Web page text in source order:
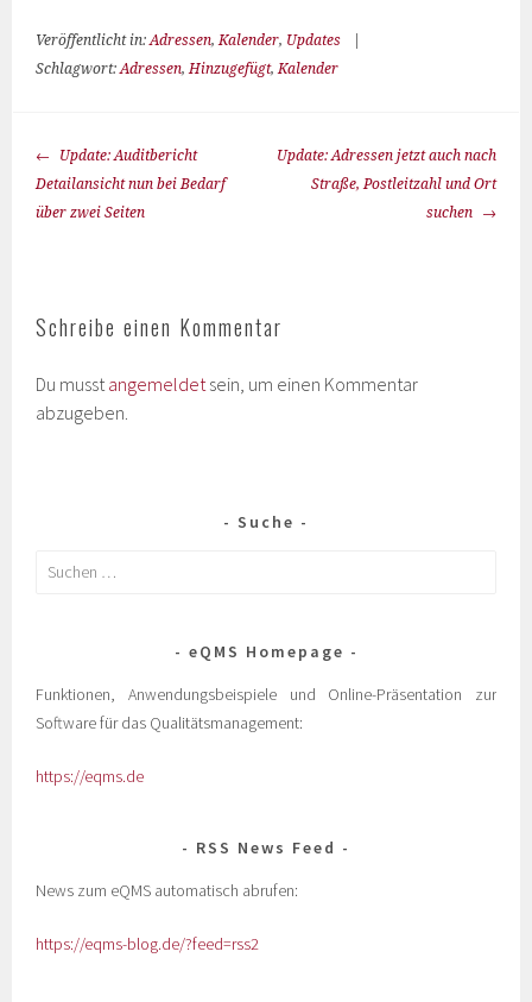
Veröffentlicht in:Adressen,Kalender, Updates
Schlagwort:Adressen,Hinzugefügt,Kalender
Update: Auditbericht
Detailansicht nun bei Bedarf
über zwei Seiten
Update: Adressen jetzt auch nach
Straße, Postleitzahl und Ort
suchen
Schreibe einen Kommentar
Du musst angemeldet sein, um einen Kommentar
abzugeben.
Suche
eQMS Homepage
Funktionen, Anwendungsbeispiele und Online-Präsentation zur
Software für das Qualitätsmanagement:
https://eqms.de
RSS News Feed
News zum eQMS automatisch abrufen:
https://eqms-blog.de/?feed=rss2